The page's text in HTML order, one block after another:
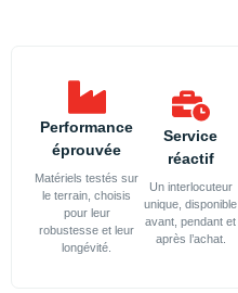
Performance
éprouvée
Matériels testés sur
le terrain, choisis
pour leur
robustesse et leur
longévité.
Service
réactif
Un interlocuteur
unique, disponible
avant, pendant et
après l’achat.